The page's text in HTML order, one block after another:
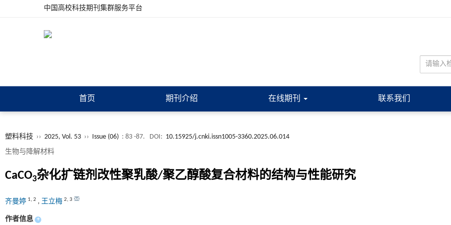
中国高校科技期刊集群服务平台
首页 期刊介绍 在线期刊 联系我们
塑料科技 ›› 2025, Vol. 53 ›› Issue (06) : 83 -87. DOI: 10.15925/j.cnki.issn1005-3360.2025.06.014
生物与降解材料
CaCO3杂化扩链剂改性聚乳酸/聚乙醇酸复合材料的结构与性能研究
齐曼婷 1, 2 , 王立梅 2, 3
作者信息 +